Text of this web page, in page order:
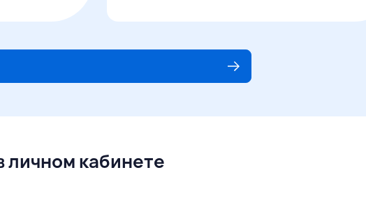
личном кабинете